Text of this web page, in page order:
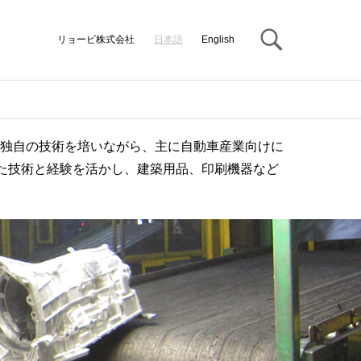
リョービ株式会社 日本語 English
自の技術を培いながら、主に自動車産業向けに
術と経験を活かし、建築用品、印刷機器など